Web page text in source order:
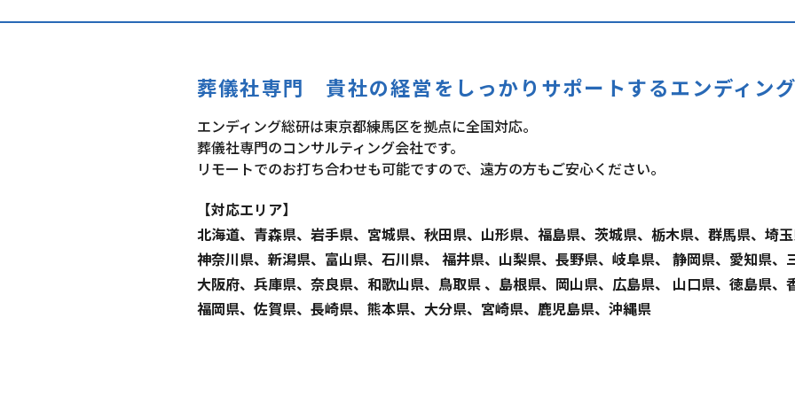
葬儀社専門 貴社の経営をしっかりサポートするエンディン
エンディング総研は東京都練馬区を拠点に全国対応。
葬儀社専門のコンサルティング会社です。
リモートでのお打ち合わせも可能ですので、遠方の方もご安心ください。
【対応エリア】
北海道、青森県、岩手県、宮城県、秋田県、山形県、福島県、茨城県、栃木県、群馬県、埼
神奈川県、新潟県、富山県、石川県、 福井県、山梨県、長野県、岐阜県、 静岡県、愛知県、
大阪府、兵庫県、奈良県、和歌山県、鳥取県 、島根県、岡山県、広島県、 山口県、徳島県、
福岡県、佐賀県、長崎県、熊本県、大分県、宮崎県、鹿児島県、沖縄県